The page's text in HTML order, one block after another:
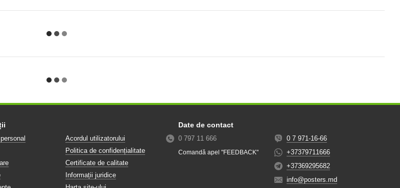
Acordul utilizatorului
Politica de confidențialitate
Certificate de calitate
Informații juridice
Date de contact
0 797 11 666
Comandă apel "FEEDBACK"
0 7 971-16-66
+37379711666
+37369295682
info@posters.md